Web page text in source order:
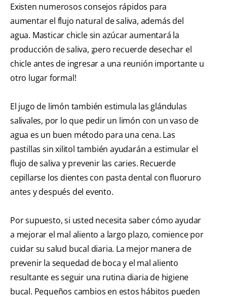
Existen numerosos consejos rápidos para
aumentar el flujo natural de saliva, además del
agua. Masticar chicle sin azúcar aumentará la
producción de saliva, ¡pero recuerde desechar el
chicle antes de ingresar a una reunión importante u
otro lugar formal!
El jugo de limón también estimula las glándulas
salivales, por lo que pedir un limón con un vaso de
agua es un buen método para una cena. Las
pastillas sin xilitol también ayudarán a estimular el
flujo de saliva y prevenir las caries. Recuerde
cepillarse los dientes con pasta dental con fluoruro
antes y después del evento.
Por supuesto, si usted necesita saber cómo ayudar
a mejorar el mal aliento a largo plazo, comience por
cuidar su salud bucal diaria. La mejor manera de
prevenir la sequedad de boca y el mal aliento
resultante es seguir una rutina diaria de higiene
bucal. Pequeños cambios en estos hábitos pueden